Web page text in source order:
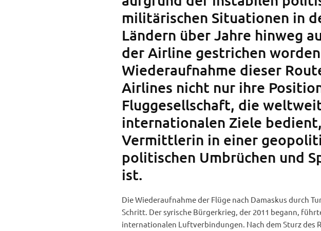
militärischen Situationen in
Ländern über Jahre hinweg
der Airline gestrichen
Wiederaufnahme dieser
Airlines nicht nur ihre
Fluggesellschaft, die
internationalen Ziele
Vermittlerin in einer
politischen Umbrüchen und
ist.
Die Wiederaufnahme der Flüge nach Damaskus durch
Schritt. Der syrische Bürgerkrieg, der 2011 begann,
internationalen Luftverbindungen. Nach dem Sturz des